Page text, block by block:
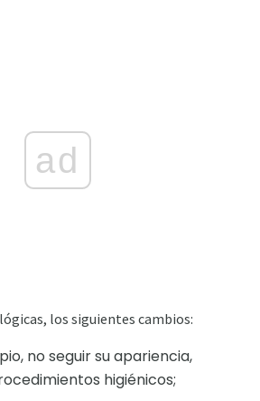
ad
los siguientes cambios:
no seguir su apariencia,
higiénicos;